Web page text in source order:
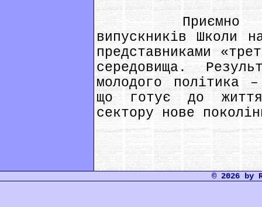
Приємно
випускників Школи
представниками
середовища.
молодого політика
що готує до
сектору нове
© 2026 by